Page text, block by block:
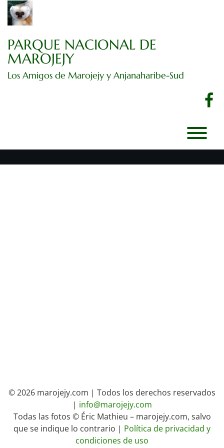
contenido
PARQUE NACIONAL DE
MAROJEJY
Los Amigos de Marojejy y Anjanaharibe-Sud
© 2026 marojejy.com | Todos los derechos reservados
| info@marojejy.com
Todas las fotos © Éric Mathieu – marojejy.com, salvo
que se indique lo contrario | Política de privacidad y
condiciones de uso